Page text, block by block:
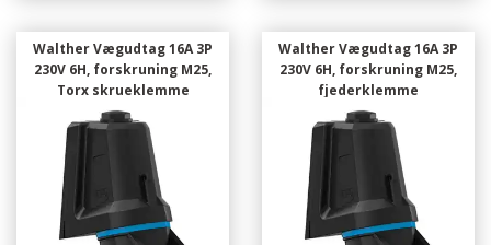
Walther Vægudtag 16A 3P
230V 6H, forskruning M25,
Torx skrueklemme
Walther Vægudtag 16A 3P
230V 6H, forskruning M25,
fjederklemme